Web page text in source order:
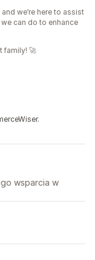
we’re here to assist
can do to enhance
family! 🚀
wsparcia w